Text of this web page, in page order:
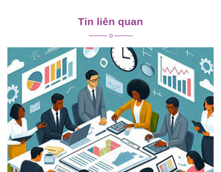
viết
Tin liên quan